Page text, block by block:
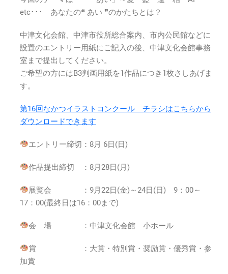
etc･･･ あなたの❝ あい ❞のかたちとは？
中津文化会館、中津市役所総合案内、市内公民館などに
設置のエントリー用紙にご記入の後、中津文化会館事務
室まで提出してください。
ご希望の方にはB3判画用紙を1作品につき1枚さしあげま
す。
第16回なかつイラストコンクール チラシはこちらから
ダウンロードできます
エントリー締切：8月 6日(日)
作品提出締切 ：8月28日(月)
展覧会 ：9月22日(金)～24日(日) 9：00～
17：00(最終日は16：00まで)
会 場 ：中津文化会館 小ホール
賞 ：大賞・特別賞・奨励賞・優秀賞・参
加賞